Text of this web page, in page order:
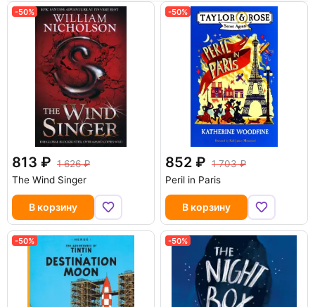
-50%
813
1 626
The Wind Singer
В корзину
-50%
852
1 703
Peril in Paris
В корзину
-50% -50%